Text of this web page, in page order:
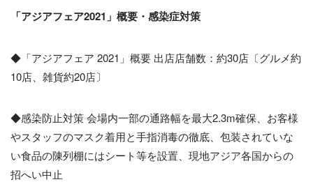
「アジアフェア2021」概要・感染症対策​
◆「アジアフェア 2021」概要 出店店舗数：約30店〔グルメ約
10店、雑貨約20店〕
◆感染防止対策 会場内一部の通路幅を最大2.3m確保、お客様
やスタッフのマスク着用と手指消毒の徹底、包装されていな
い食品の陳列棚にはシート等を設置、現地アジア各国からの
招へい中止